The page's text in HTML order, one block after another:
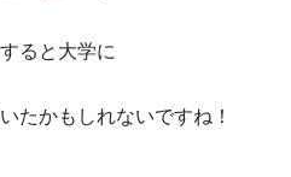
ると大学に
たかもしれないですね！